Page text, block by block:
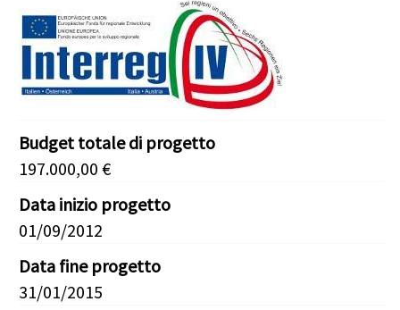
Budget totale di progetto
197.000,00 €
Data inizio progetto
01/09/2012
Data fine progetto
31/01/2015